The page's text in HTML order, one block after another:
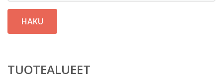
HAKU
TUOTEALUEET